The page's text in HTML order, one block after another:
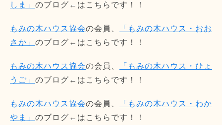
しま」 のブログ←はこちらです！！
もみの木ハウス協会の会員、
「もみの木ハウス・おお
さか」 のブログ←はこちらです！！
もみの木ハウス協会の会員、
「もみの木ハウス・ひょ
うご」 のブログ←はこちらです！！
もみの木ハウス協会の会員、
「もみの木ハウス・わか
やま」 のブログ←はこちらです！！